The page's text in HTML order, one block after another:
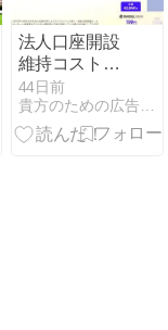
構築で人気PC
環境で無料登
録すると日本
ビジネスへ信
頼感◎
法人口座開設
維持コスト悩
みへ業界最安
級振込手数料
ビジネス口座
44日前